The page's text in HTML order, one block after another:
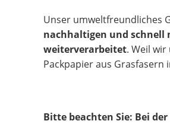
Unser umweltfreundliches
nachhaltigen und schnell
weiterverarbeitet. Weil
Packpapier aus Grasfasern
Bitte beachten Sie: Bei